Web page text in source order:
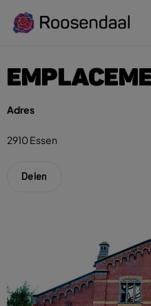
Zoeksuggesties
UITagenda
Winkeltijden en
Adres
2910 Essen
Delen